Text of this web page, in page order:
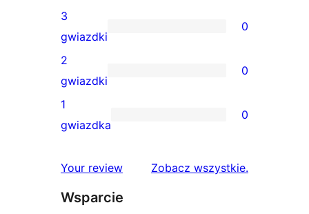
gwiazdkowa
recenzji
4-
gwiazdkowych
0
recenzji
3-
gwiazdkowych
3
gwiazdki
0
0
recenzji
2-
2
gwiazdki
0
0
1-
1
gwiazdka
0
Your review Zobacz wszystkierecenzje
.
Wsparcie